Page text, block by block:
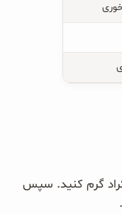
درجه سانتی گراد گرم کنید. سپس